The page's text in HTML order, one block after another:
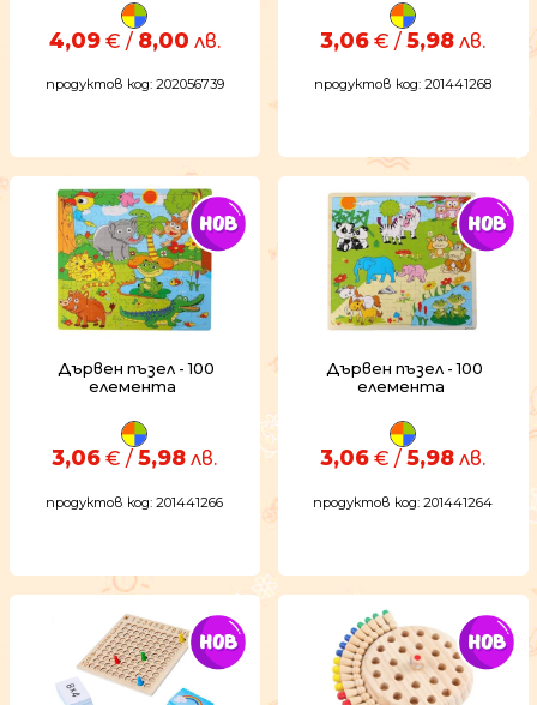
4,09€ / 8,00 лв.
продуктов код: 202056739
3,06 € / 5,98 лв.
продуктов код: 201441268
Дървен пъзел - 100
елемента
3,06 € / 5,98 лв.
продуктов код: 201441266
Дървен пъзел - 100
елемента
3,06 € / 5,98 лв.
продуктов код: 201441264